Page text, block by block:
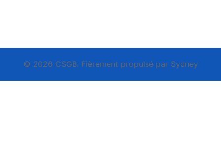
© 2026 CSGB. Fièrement propulsé par Sydney